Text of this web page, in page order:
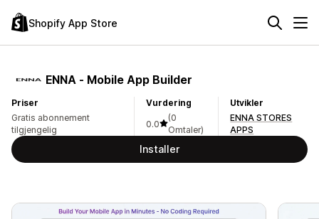
Shopify App Store
ENNA ‑ Mobile App Builder
Priser
Gratis abonnement
tilgjengelig
Vurdering
0.0
(0
Omtaler)
Utvikler
ENNA STORES
APPS
Installer